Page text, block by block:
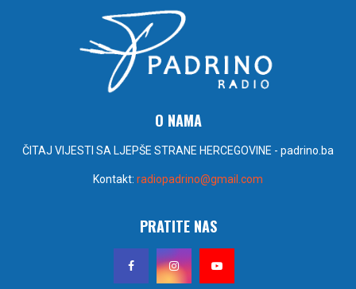
O NAMA
ČITAJ VIJESTI SA LJEPŠE STRANE HERCEGOVINE - padrino.ba
Kontakt: radiopadrino@gmail.com
PRATITE NAS